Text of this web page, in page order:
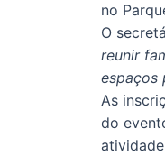
no
O
reunir
espaços
As
do